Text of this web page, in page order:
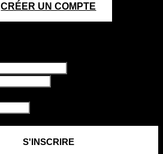
CRÉER UN COMPTE